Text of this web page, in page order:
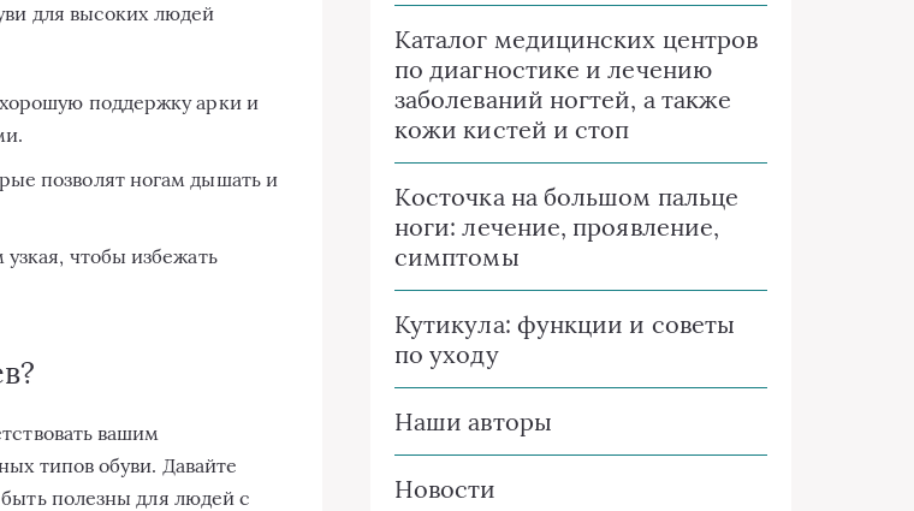
для высоких людей
поддержку арки и
позволят ногам дышать и
чтобы избежать
вашим
типов обуви. Давайте
полезны для людей с
Каталог медицинских центров
по диагностике и лечению
заболеваний ногтей, а также
кожи кистей и стоп
Косточка на большом пальце
ноги: лечение, проявление,
симптомы
Кутикула: функции и советы
по уходу
Наши авторы
Новости